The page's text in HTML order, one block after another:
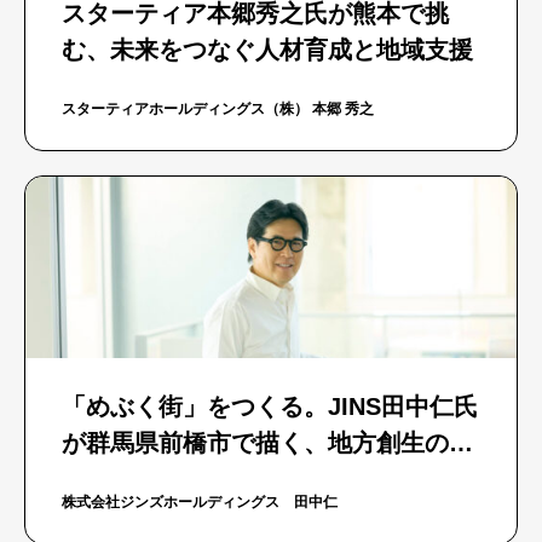
スターティア本郷秀之氏が熊本で挑
む、未来をつなぐ人材育成と地域支援
スターティアホールディングス（株） 本郷 秀之
「めぶく街」をつくる。JINS田中仁氏
が群馬県前橋市で描く、地方創生のか
株式会社ジンズホールディングス 田中仁